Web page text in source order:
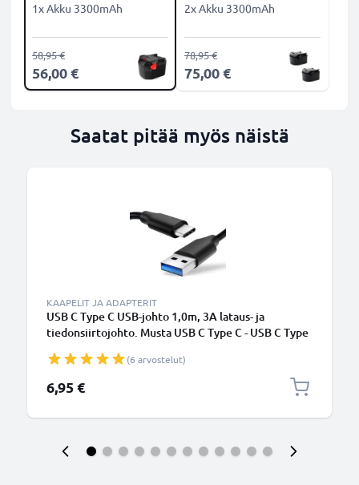
1x Akku 3300mAh
56,00 €
58,95 €
2x Akku 3300mAh
75,00 €
78,95 €
Saatat pitää myös näistä
KAAPELIT JA ADAPTERIT
USB C Type C USB-johto 1,0m, 3A lataus- ja
tiedonsiirtojohto. Musta USB C Type C - USB C Type
(6 arvostelut)
6,95 €